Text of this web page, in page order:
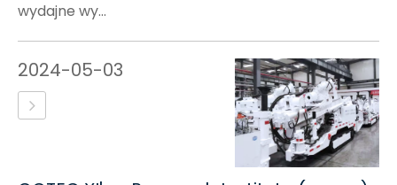
wydajne wy...
2024-05-03